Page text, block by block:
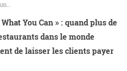
What You Can » : quand plus de
dans le monde
de laisser les clients payer